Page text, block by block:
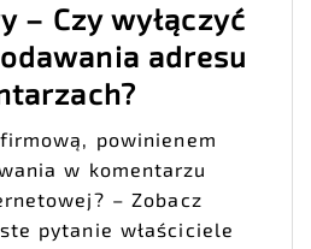
– Czy wyłączyć
adresu
powinienem
w komentarzu
– Zobacz
pytanie właściciele